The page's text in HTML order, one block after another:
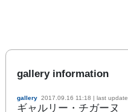
gallery information
gallery 2017.09.16 11:18 | last update
ギャルリー・チガーヌ